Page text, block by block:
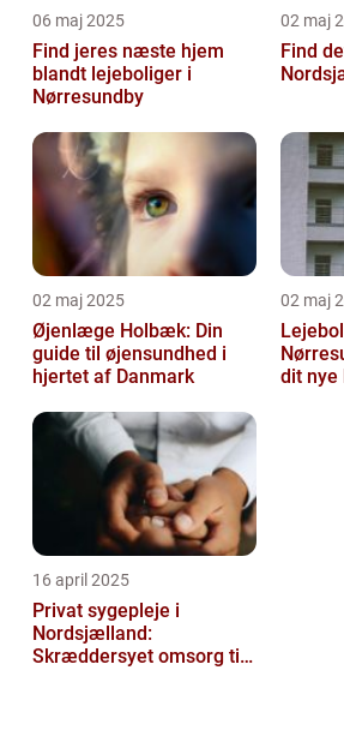
06 maj 2025
Find jeres næste hjem
blandt lejeboliger i
Nørresundby
02 maj
Find
02 maj 2025
Øjenlæge Holbæk: Din
guide til øjensundhed i
hjertet af Danmark
02 maj
dit nye
16 april 2025
Privat sygepleje i
Nordsjælland:
Skræddersyet omsorg til